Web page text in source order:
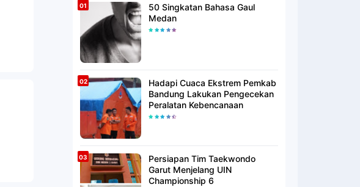
50 Singkatan Bahasa Gaul
Medan
Hadapi Cuaca Ekstrem Pemkab
Bandung Lakukan Pengecekan
Peralatan Kebencanaan
Persiapan Tim Taekwondo
Garut Menjelang UIN
Championship 6